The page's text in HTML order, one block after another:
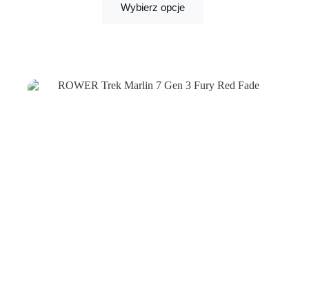
Wybierz opcje